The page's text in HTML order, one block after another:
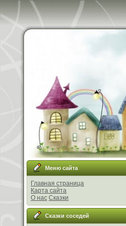
Меню сайта
Главная страница
Карта сайта
О нас Сказки
Сказки соседей